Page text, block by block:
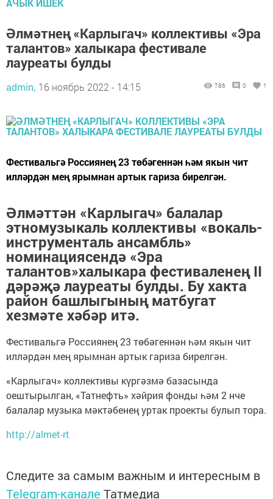
АЧЫК ИШЕК
Әлмәтнең «Карлыгач» коллективы «Эра
талантов» халыкара фестивале
лауреаты булды
admin, 16 ноябрь 2022 - 14:15 786 0 1
Фестивальгә Россиянең 23 төбәгеннән һәм якын чит
илләрдән мең ярымнан артык гариза бирелгән.
Әлмәттән «Карлыгач» балалар
этномузыкаль коллективы «вокаль-
инструменталь ансамбль»
номинациясендә «Эра
талантов»халыкара фестиваленең II
дәрәҗә лауреаты булды. Бу хакта
район башлыгының матбугат
хезмәте хәбәр итә.
Фестивальгә Россиянең 23 төбәгеннән һәм якын чит
илләрдән мең ярымнан артык гариза бирелгән.
«Карлыгач» коллективы күргәзмә базасында
оештырылган, «Татнефть» хәйрия фонды һәм 2 нче
балалар музыка мәктәбенең уртак проекты булып тора.
http://almet-rt
Следите за самым важным и интересным в
Telegram-канале Татмедиа